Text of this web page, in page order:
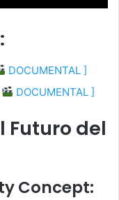
DOCUMENTAL ]
DOCUMENTAL ]
Futuro del
Concept: